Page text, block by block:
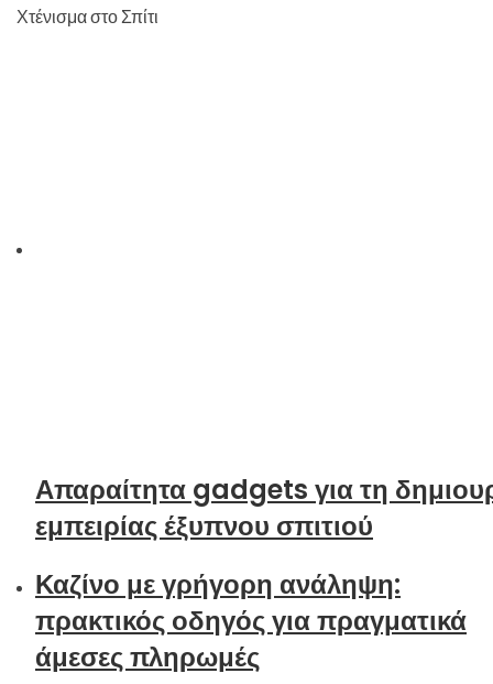
Χτένισμα στο Σπίτι
Απαραίτητα gadgets για τη
εμπειρίας έξυπνου σπιτιού
Καζίνο με γρήγορη ανάληψη:
πρακτικός οδηγός για πραγματικά
άμεσες πληρωμές